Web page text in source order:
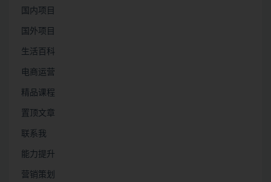
国内项目
国外项目
生活百科
电商运营
精品课程
置顶文章
联系我
能力提升
营销策划